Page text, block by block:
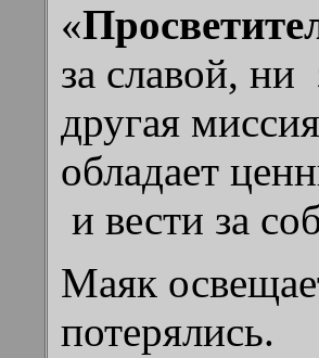
«
за славой,
другая
обладает
и вести за
Маяк
потерялись.